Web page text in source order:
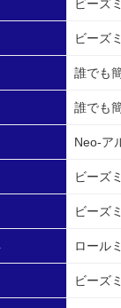
ビーズ
ビーズ
誰でも
誰でも
Neo-ア
ビーズ
ビーズ
ロール
ビーズ